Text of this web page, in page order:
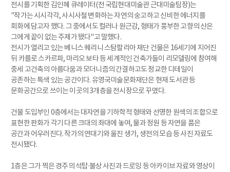
전시를 기획한 김인혜 큐레이터(전 국립현대미술관 근대미술팀장)는
"작가는 시시각각, 사시사철 변화하는 자연의 숭고하고 신비한 에너지를
회화에 담고자 했다. 그 중에서도 컬러나 원근감, 형태가 풍부한 고향의 산은
그에게 끝이 없는 주제가 됐다"고 말했다.
전시가 열리고 있는 베니스 퀘리니 스탐팔리아 재단 건물은 16세기에 지어진
뒤 카를로 스카르파, 마리오 보타 등 세계적인 건축가들이 리모델링에 참여해
중세 고건축의 아름다움과 모더니즘의 간결하고도 정교한 디테일이
공존하는 특색 있는 공간이다. 유영국미술문화재단은 현재 도서관 등
문화공간으로 쓰이는 이곳의 3개층을 전시장으로 꾸몄다.
건물 도입부인 0층에서는 대자연을 기하학적 형태와 선명한 원색의 조합으로
표현한 판화가 각기 다른 크대의 좌대에 놓여, 물과 정원 등 자연을 품은
공간과 어우러진다. 작가의 연대기와 울진 생가, 생전의 모습 등 사진 자료도
전시됐다.
1층은 그가 찍은 경주의 석탑·불상 사진과 드로잉 등 아카이브 자료와 영상이